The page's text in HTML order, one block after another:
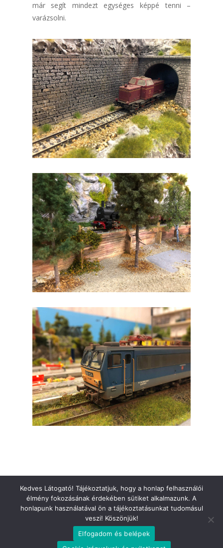
már segít mindezt egységes képpé tenni –
varázsolni.
Impresszum Cookie nyilatkozat
© 2021. Minden jog fenntartva! | Készítette:
Kedves Látogató! Tájékoztatjuk, hogy a honlap felhasználói
élmény fokozásának érdekében sütiket alkalmazunk. A
honlapunk használatával ön a tájékoztatásunkat tudomásul
veszi! Köszönjük!
Elfogadom és belépek